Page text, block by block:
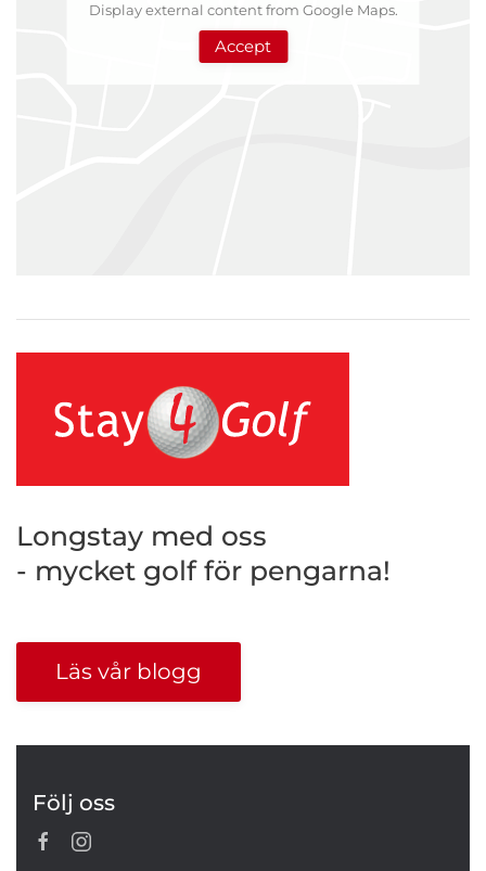
Display external content from Google Maps.
Accept
Longstay med oss
- mycket golf för pengarna!
Läs vår blogg
Följ oss